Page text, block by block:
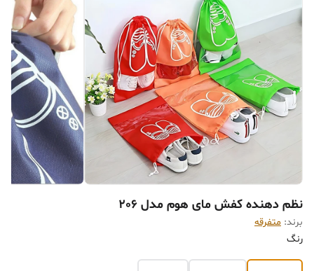
نظم دهنده کفش مای هوم مدل 206
برند: متفرقه
رنگ